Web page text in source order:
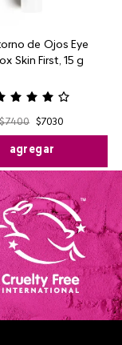
de Ojos Eye
Skin First, 15 g
$7400 $7030
agregar